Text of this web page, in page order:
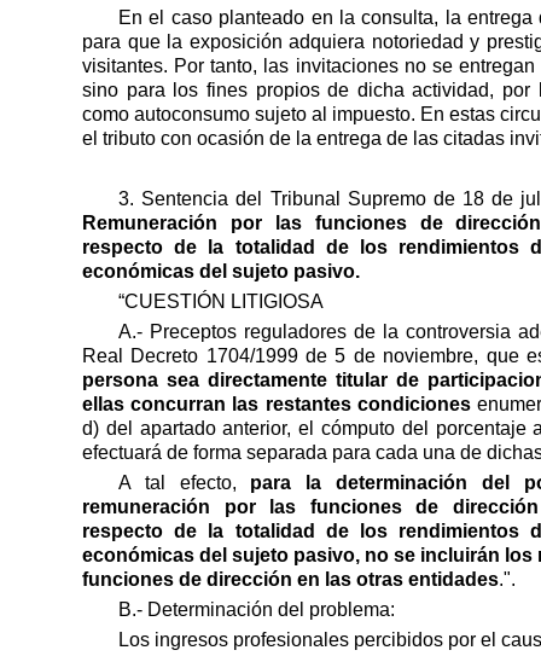
En el caso planteado en la consulta, la
para que la exposición adquiera notoriedad y
visitantes. Por tanto, las invitaciones no se
sino para los fines propios de dicha actividad,
como autoconsumo sujeto al impuesto. En estas
el tributo con ocasión de la entrega de las citadas
3. Sentencia del Tribunal Supremo de 18 de
Remuneración por las funciones de
respecto de la totalidad de los rendimientos
económicas del sujeto pasivo.
“CUESTIÓN LITIGIOSA
A.- Preceptos reguladores de la controversia
Real Decreto 1704/1999 de 5 de noviembre, que
persona sea directamente titular de
ellas concurran las restantes condiciones
d) del apartado anterior, el cómputo del porcentaje
efectuará de forma separada para cada una de
A tal efecto, para la determinación del
remuneración por las funciones de
respecto de la totalidad de los rendimientos
económicas del sujeto pasivo, no se incluirán
funciones de dirección en las otras entidades.".
B.- Determinación del problema:
Los ingresos profesionales percibidos por el